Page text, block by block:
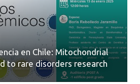
en Chile: Mitochondrial
to rare disorders research